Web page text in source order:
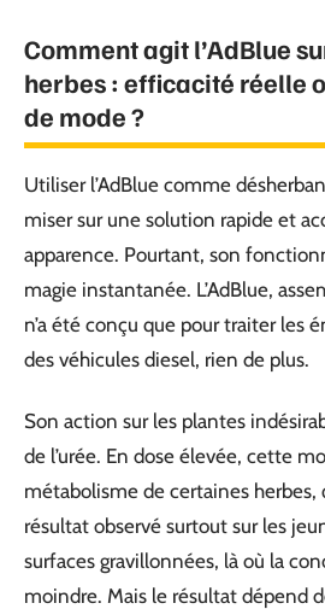
Comment agit l’AdBlue
herbes : efficacité réelle
de mode ?
Utiliser l’AdBlue comme
miser sur une solution rapide et
apparence. Pourtant, son
magie instantanée. L’AdBlue,
n’a été conçu que pour traiter les
des véhicules diesel, rien de plus.
Son action sur les plantes
de l’urée. En dose élevée, cette
métabolisme de certaines herbes,
résultat observé surtout sur les
surfaces gravillonnées, là où la
moindre. Mais le résultat dépend